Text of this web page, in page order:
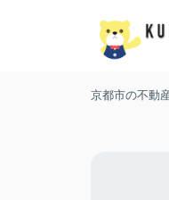
京都市の不動